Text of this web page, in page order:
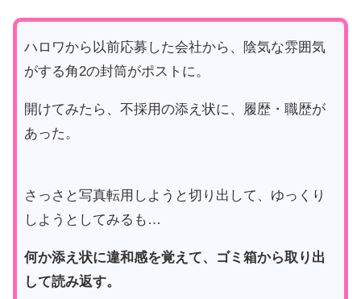
ハロワから以前応募した会社から、陰気な雰囲気
がする角2の封筒がポストに。
開けてみたら、不採用の添え状に、履歴・職歴が
あった。
さっさと写真転用しようと切り出して、ゆっくり
しようとしてみるも…
何か添え状に違和感を覚えて、ゴミ箱から取り出
して読み返す。